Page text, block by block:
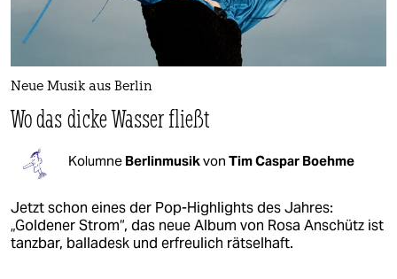
Neue Musik aus Berlin
Wo das dicke Wasser fließt
Kolumne Berlinmusikvon Tim Caspar Boehme
Jetzt schon eines der Pop-Highlights des Jahres:
„Goldener Strom“, das neue Album von Rosa Anschütz ist
tanzbar, balladesk und erfreulich rätselhaft.